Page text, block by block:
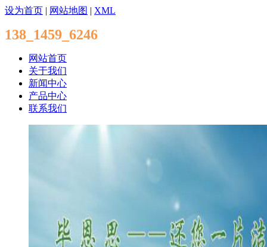
设为首页 | 网站地图 | XML
138_1459_6246
网站首页
关于我们
新闻中心
产品中心
联系我们